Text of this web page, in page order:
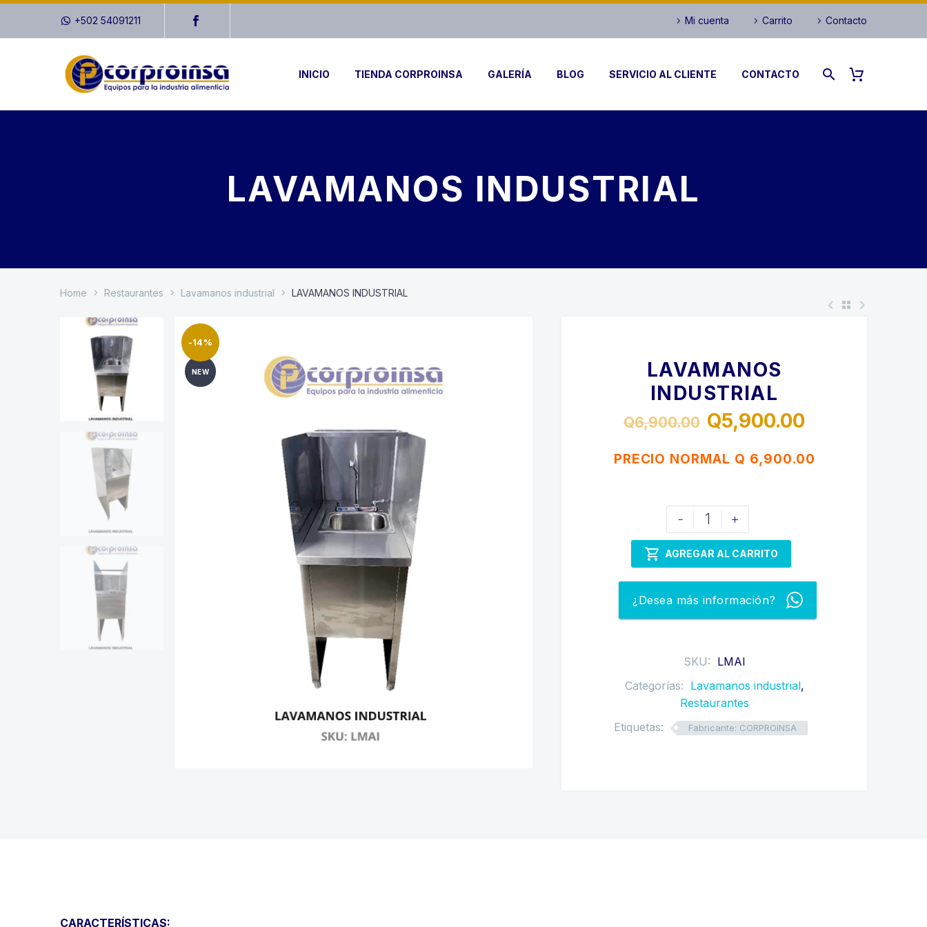
+502 54091211 Mi cuenta Carrito Contacto
INICIO TIENDA CORPROINSA GALERÍA BLOG SERVICIO AL CLIENTE CONTACTO
LAVAMANOS INDUSTRIAL
Home Restaurantes Lavamanos industrial LAVAMANOS INDUSTRIAL
-14%
NEW
LAVAMANOS
INDUSTRIAL
Q6,900.00
precio
era:
Q6,900.00.
Q5,900.00
precio
es:
Q5,900.00.
PRECIO NORMAL Q 6,900.00
-
LAVAMANOS
INDUSTRIAL
cantidad
+
 AGREGAR AL CARRITO
¿Desea más información?
SKU: LMAI
Categorías: Lavamanos industrial,
Restaurantes
Etiquetas:
Fabricante: CORPROINSA
CARACTERÍSTICAS: